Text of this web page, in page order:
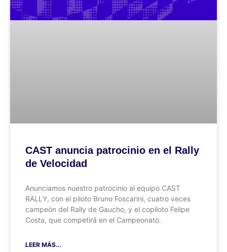
CAST anuncia patrocinio en el Rally
de Velocidad
Anunciamos nuestro patrocinio al equipo CAST
RALLY, con el piloto Bruno Foscarini, cuatro veces
campeón del Rally de Gaucho, y el copiloto Felipe
Costa, que competirá en el Campeonato.
LEER MÁS...